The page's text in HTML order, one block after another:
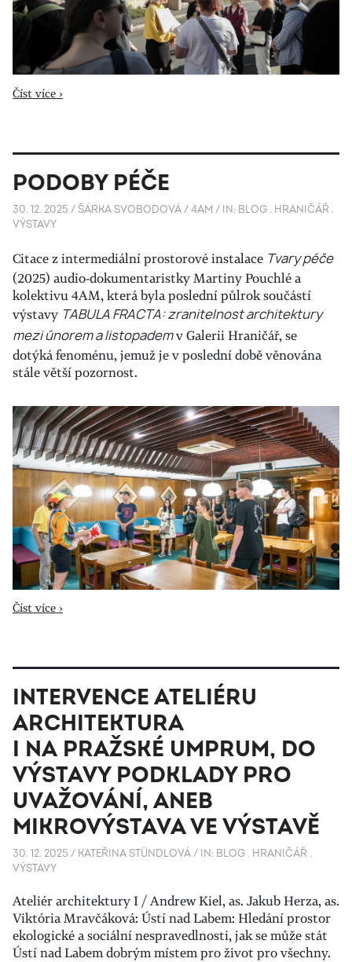
Číst více ›
PODOBY PÉČE
30. 12. 2025 /ŠÁRKA SVOBODOVÁ / 4AM / IN: BLOG . HRANIČÁŘ .
VÝSTAVY
Citace z intermediální prostorové instalace Tvary péče
(2025) audio-dokumentaristky Martiny Pouchlé a
kolektivu 4AM, která byla poslední půlrok součástí
výstavy TABULA FRACTA: zranitelnost architektury
mezi únorem a listopademv Galerii Hraničář, se
dotýká fenoménu, jemuž je v poslední době věnována
stále větší pozornost.
Číst více ›
INTERVENCE ATELIÉRU
ARCHITEKTURA
I NA PRAŽSKÉ UMPRUM, DO
VÝSTAVY PODKLADY PRO
UVAŽOVÁNÍ, ANEB
MIKROVÝSTAVA VE VÝSTAVĚ
30. 12. 2025 / KATEŘINA STÜNDLOVÁ/ IN: BLOG . HRANIČÁŘ .
VÝSTAVY
Ateliér architektury I / Andrew Kiel, as. Jakub Herza, as.
Viktória Mravčáková: Ústí nad Labem: Hledání prostor
ekologické a sociální nespravedlnosti, jak se může stát
Ústí nad Labem dobrým místem pro život pro všechny.